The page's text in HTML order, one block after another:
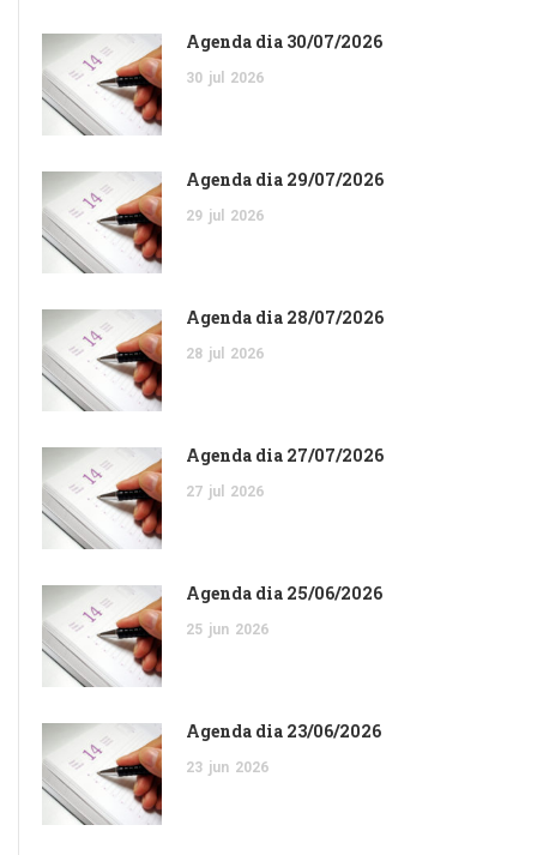
Agenda dia 30/07/2026
30 jul 2026
Agenda dia 29/07/2026
29 jul 2026
Agenda dia 28/07/2026
28 jul 2026
Agenda dia 27/07/2026
27 jul 2026
Agenda dia 25/06/2026
25 jun 2026
Agenda dia 23/06/2026
23 jun 2026